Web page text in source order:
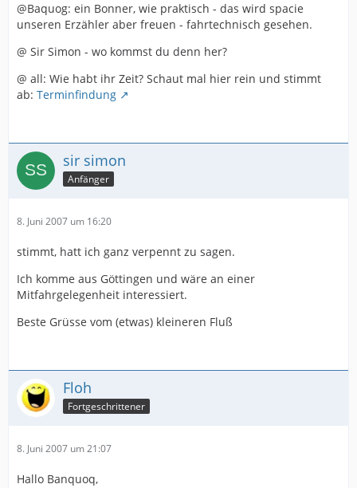
@Baquog: ein Bonner, wie praktisch - das wird spacie
unseren Erzähler aber freuen - fahrtechnisch gesehen.
@ Sir Simon - wo kommst du denn her?
@ all: Wie habt ihr Zeit? Schaut mal hier rein und stimmt
ab: Terminfindung
sir simon
Anfänger
8. Juni 2007 um 16:20
stimmt, hatt ich ganz verpennt zu sagen.
Ich komme aus Göttingen und wäre an einer
Mitfahrgelegenheit interessiert.
Beste Grüsse vom (etwas) kleineren Fluß
Floh
Fortgeschrittener
8. Juni 2007 um 21:07
Hallo Banquoq,